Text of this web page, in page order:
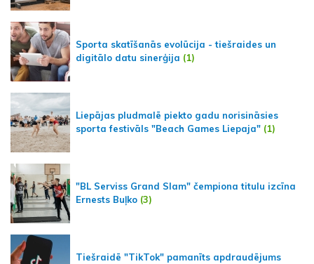
Sporta skatīšanās evolūcija - tiešraides un
digitālo datu sinerģija (1)
Liepājas pludmalē piekto gadu norisināsies
sporta festivāls "Beach Games Liepaja" (1)
"BL Serviss Grand Slam" čempiona titulu izcīna
Ernests Buļko (3)
Tiešraidē "TikTok" pamanīts apdraudējums